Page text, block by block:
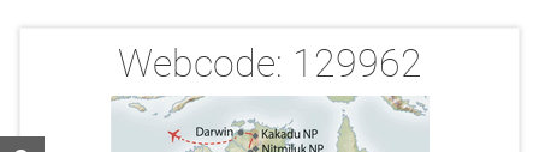
Webcode: 129962